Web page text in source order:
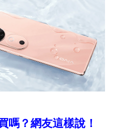
嗎？網友這樣說！